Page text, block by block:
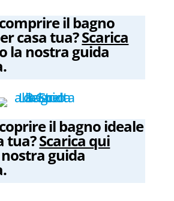
il bagno
casa tua?Scarica
la nostra guida
il bagno ideale
tua?Scarica qui
guida